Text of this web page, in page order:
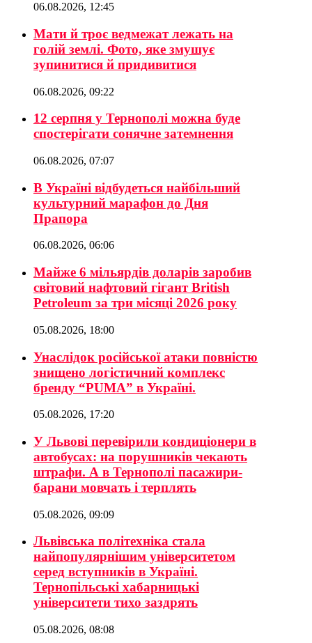
06.08.2026, 12:45
Мати й троє ведмежат лежать на
голій землі. Фото, яке змушує
зупинитися й придивитися
06.08.2026, 09:22
12 серпня у Тернополі можна буде
спостерігати сонячне затемнення
06.08.2026, 07:07
В Україні відбудеться найбільший
культурний марафон до Дня
Прапора
06.08.2026, 06:06
Майже 6 мільярдів доларів заробив
світовий нафтовий гігант British
Petroleum за три місяці 2026 року
05.08.2026, 18:00
Унаслідок російської атаки повністю
знищено логістичний комплекс
бренду “PUMA” в Україні.
05.08.2026, 17:20
У Львові перевірили кондиціонери в
автобусах: на порушників чекають
штрафи. А в Тернополі пасажири-
барани мовчать і терплять
05.08.2026, 09:09
Львівська політехніка стала
найпопулярнішим університетом
серед вступників в Україні.
Тернопільські хабарницькі
університети тихо заздрять
05.08.2026, 08:08